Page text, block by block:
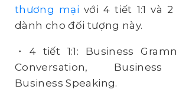
thương mại với 4 tiết 1:1 và
dành cho đối tượng này.
・4 tiết 1:1: Business
Conversation, Business
Business Speaking.